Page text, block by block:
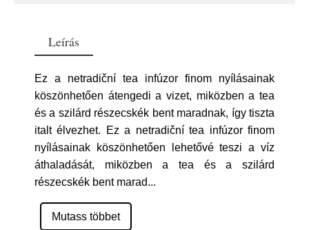
Leírás
Ez a netradiční tea infúzor finom nyílásainak
köszönhetően átengedi a vizet, miközben a tea
és a szilárd részecskék bent maradnak, így tiszta
italt élvezhet. Ez a netradiční tea infúzor finom
nyílásainak köszönhetően lehetővé teszi a víz
áthaladását, miközben a tea és a szilárd
részecskék bent marad...
Mutass többet